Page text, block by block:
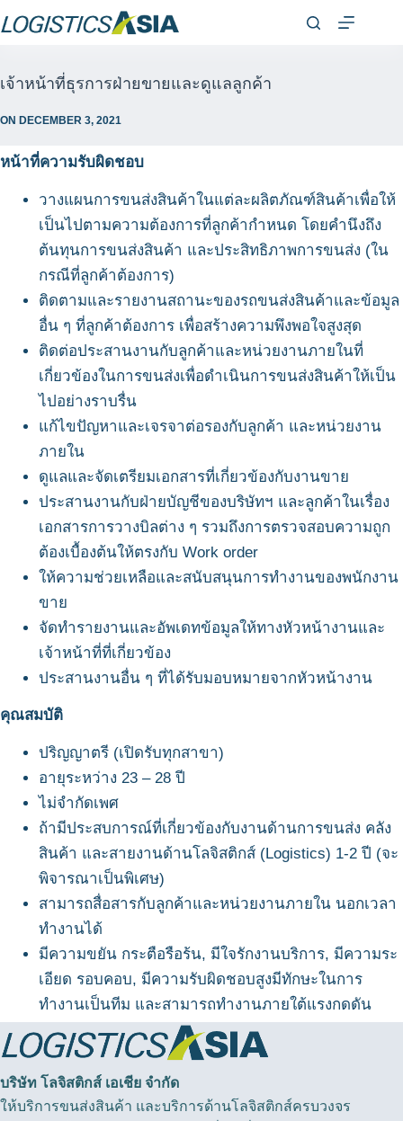
เจ้าหน้าที่ธุรการฝ่ายขายและดูแลลูกค้า
ON DECEMBER 3, 2021
หน้าที่ความรับผิดชอบ
วางแผนการขนส่งสินค้าในแต่ละผลิตภัณฑ์สินค้าเพื่อให้
เป็นไปตามความต้องการที่ลูกค้ากำหนด โดยคำนึงถึง
ต้นทุนการขนส่งสินค้า และประสิทธิภาพการขนส่ง (ใน
กรณีที่ลูกค้าต้องการ)
ติดตามและรายงานสถานะของรถขนส่งสินค้าและข้อมูล
อื่น ๆ ที่ลูกค้าต้องการ เพื่อสร้างความพึงพอใจสูงสุด
ติดต่อประสานงานกับลูกค้าและหน่วยงานภายในที่
เกี่ยวข้องในการขนส่งเพื่อดำเนินการขนส่งสินค้าให้เป็น
ไปอย่างราบรื่น
แก้ไขปัญหาและเจรจาต่อรองกับลูกค้า และหน่วยงาน
ภายใน
ดูแลและจัดเตรียมเอกสารที่เกี่ยวข้องกับงานขาย
ประสานงานกับฝ่ายบัญชีของบริษัทฯ และลูกค้าในเรื่อง
เอกสารการวางบิลต่าง ๆ รวมถึงการตรวจสอบความถูก
ต้องเบื้องต้นให้ตรงกับ Work order
ให้ความช่วยเหลือและสนับสนุนการทำงานของพนักงาน
ขาย
จัดทำรายงานและอัพเดทข้อมูลให้ทางหัวหน้างานและ
เจ้าหน้าที่ที่เกี่ยวข้อง
ประสานงานอื่น ๆ ที่ได้รับมอบหมายจากหัวหน้างาน
คุณสมบัติ
ปริญญาตรี (เปิดรับทุกสาขา)
อายุระหว่าง 23 – 28 ปี
ไม่จำกัดเพศ
ถ้ามีประสบการณ์ที่เกี่ยวข้องกับงานด้านการขนส่ง คลัง
สินค้า และสายงานด้านโลจิสติกส์ (Logistics) 1-2 ปี (จะ
พิจารณาเป็นพิเศษ)
สามารถสื่อสารกับลูกค้าและหน่วยงานภายใน นอกเวลา
ทำงานได้
มีความขยัน กระตือรือร้น, มีใจรักงานบริการ, มีความระ
เอียด รอบคอบ, มีความรับผิดชอบสูงมีทักษะในการ
ทำงานเป็นทีม และสามารถทำงานภายใต้แรงกดดัน
บริษัท โลจิสติกส์ เอเชีย จำกัด
ให้บริการขนส่งสินค้า และบริการด้านโลจิสติกส์ครบวงจร